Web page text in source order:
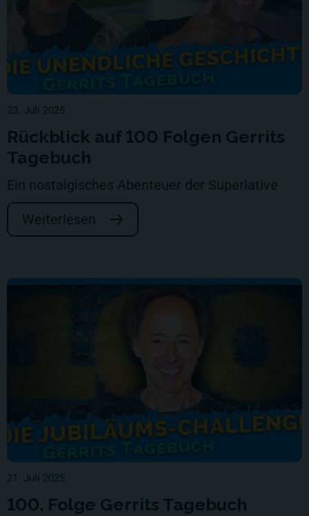
23. Juli 2025
Rückblick auf 100 Folgen Gerrits
Tagebuch
Ein nostalgisches Abenteuer der Superlative
Weiterlesen
21. Juli 2025
100. Folge Gerrits Tagebuch